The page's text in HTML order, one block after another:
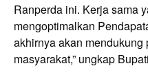
Ranperda ini. Kerja sama
mengoptimalkan
akhirnya akan
masyarakat,” ungkap